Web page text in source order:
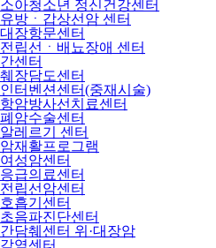
소아청소년 정신건강센터
유방ㆍ갑상선암 센터
대장항문센터
전립선ㆍ배뇨장애 센터
간센터
췌장담도센터
인터벤션센터(중재시술)
항암방사선치료센터
폐암수술센터
알레르기 센터
암재활프로그램
여성암센터
응급의료센터
전립선암센터
호흡기센터
초음파진단센터
간담췌센터 위·대장암
감염센터